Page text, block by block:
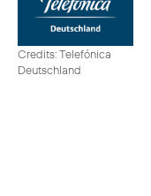
Credits: Telefónica
Deutschland